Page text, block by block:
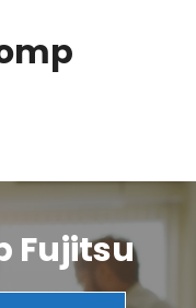
Fujitsu